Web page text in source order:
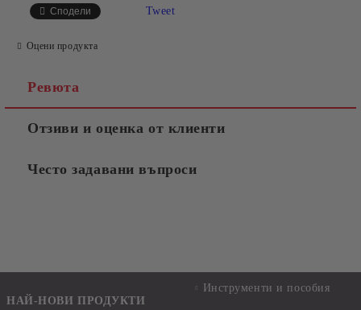
Сподели Tweet
Оцени продукта
Ревюта
Отзиви и оценка от клиенти
Често задавани въпроси
НАЙ-НОВИ ПРОДУКТИ
Инструменти и пособия